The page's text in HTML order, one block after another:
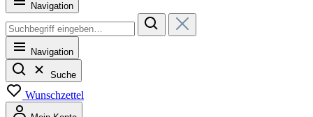
Navigation
Navigation
Suche
Wunschzettel